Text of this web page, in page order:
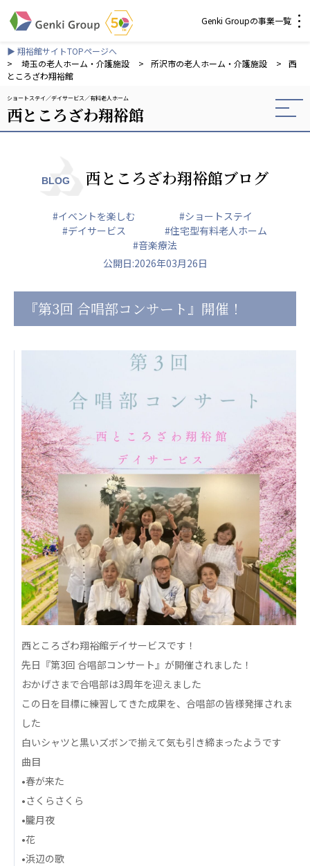
Genki Groupの事業一覧
介護・福祉
社会福祉法人 元気村グループ
社会福祉法人元気村
社会福祉法人長寿の森
株式会社 サンガジャパン
株式会社日本遮蔽技研
一般社団法人 日本高齢者福祉協会
株式会社 爽やかな風沖縄
鷹揚館
社会福祉法人 共生会
特別養護老人ホーム 共生の家
株式会社 アジアメデカ元気事業団
アジアメデカ元気事業団
株式会社 爽やかな風九州
爽やかな風九州
株式会社 七星
七星
社会福祉法人 福ふく
福ふく
株式会社 せきれい
せきれい
社会福祉法人 心の会
心の会
医療（共に生きる仲間達）
医療法人社団 美翔会
聖心美容クリニック
S-Labo（渋谷院）
医療法人社団 デンタルケアコミュニティ
フォレストデンタルクリニック
医療法人 共生会
松園病院介護医療院
松園第二病院
複合ケアセンターまつぞの
▶ 翔裕館サイトTOPページへ
>
埼玉の老人ホーム・介護施設 > 所沢市の老人ホーム・介護施設 >
西
ところざわ翔裕館
ショートステイ デイサービス 有料老人ホーム
西ところざわ翔裕館
BLOG 西ところざわ翔裕館ブログ
#イベントを楽しむ
#ショートステイ
#デイサービス
#住宅型有料老人ホーム
#音楽療法
公開日:2026年03月26日
『第3回 合唱部コンサート』開催！
西ところざわ翔裕館デイサービスです！
先日『第3回 合唱部コンサート』が開催されました！
おかげさまで合唱部は3周年を迎えました
この日を目標に練習してきた成果を、合唱部の皆様発揮されま
した
白いシャツと黒いズボンで揃えて気も引き締まったようです
曲目
•春が来た
•さくらさくら
•朧月夜
•花
•浜辺の歌